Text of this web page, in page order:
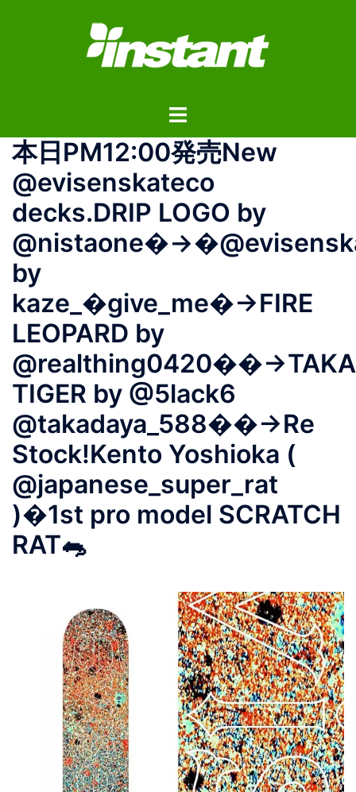
ス
ト
ル
ニ
ュ
ー
本日PM12:00発売New
@evisenskateco
decks.DRIP LOGO by
by
kaze_�give_me�→FIRE
LEOPARD by
TIGER by @5lack6
@takadaya_588��→Re
Stock!Kento Yoshioka (
@japanese_super_rat
)�1st pro model SCRATCH
RAT🐀